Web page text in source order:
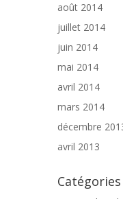
août 2014
juillet 2014
juin 2014
mai 2014
avril 2014
mars 2014
décembre
avril 2013
Catégories